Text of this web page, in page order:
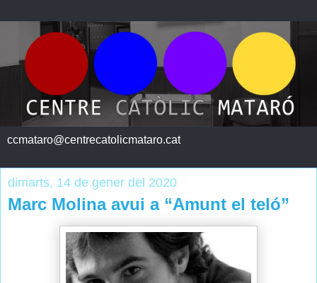
ccmataro@centrecatolicmataro.cat
dimarts, 14 de gener del 2020
Marc Molina avui a “Amunt el teló”